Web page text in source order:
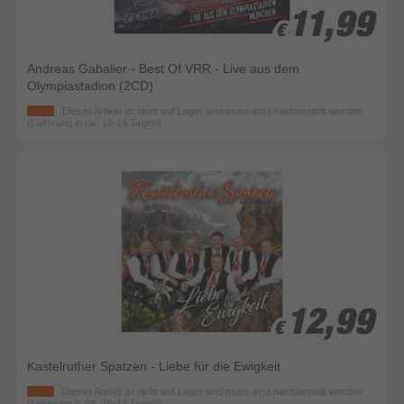
€ 11,99
€ 11,99
Andreas Gabalier - Best Of VRR - Live aus dem
Olympiastadion (2CD)
Dieser Artikel ist nicht auf Lager und muss erst nachbestellt werden
(Lieferung in ca. 10-14 Tagen)
€ 12,99
€ 12,99
Kastelruther Spatzen - Liebe für die Ewigkeit
Dieser Artikel ist nicht auf Lager und muss erst nachbestellt werden